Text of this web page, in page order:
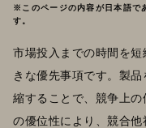
※このページの内容が日本語で
す。
市場投入までの時間を
きな優先事項です。製
縮することで、競争上
の優位性により、競合